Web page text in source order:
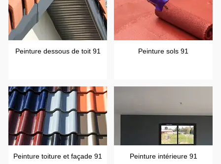
Peinture dessous de toit 91 Peinture sols 91
Peinture toiture et façade 91 Peinture intérieure 91